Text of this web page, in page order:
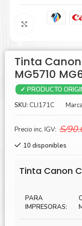
Agrandar
Tinta Canon
MG5710
✓ PRODUCTO
SKU: CLI171C
Precio inc. IGV: S/
10 disponibles
Tinta Canon
PARA
IMPRESORAS: